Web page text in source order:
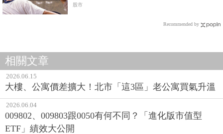
股市
Recommended by
相關文章
2026.06.15
大樓、公寓價差擴大！北市「這3區」老公寓買氣升溫
2026.06.04
009802、009803跟0050有何不同？「進化版市值型
ETF」績效大公開